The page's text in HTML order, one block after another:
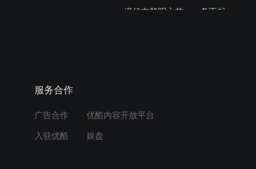
潜伏在黎明之前：一条不起
服务合作
广告合作 优酷内容开放平台
入驻优酷 娱盘